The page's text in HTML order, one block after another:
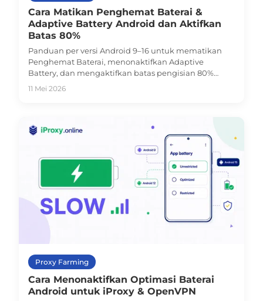
Cara Matikan Penghemat Baterai &
Adaptive Battery Android dan Aktifkan
Batas 80%
Panduan per versi Android 9–16 untuk mematikan
Penghemat Baterai, menonaktifkan Adaptive
Battery, dan mengaktifkan batas pengisian 80%
pada proxy phone Pixel dan Samsung.
11 Mei 2026
Proxy Farming
Cara Menonaktifkan Optimasi Baterai
Android untuk iProxy & OpenVPN